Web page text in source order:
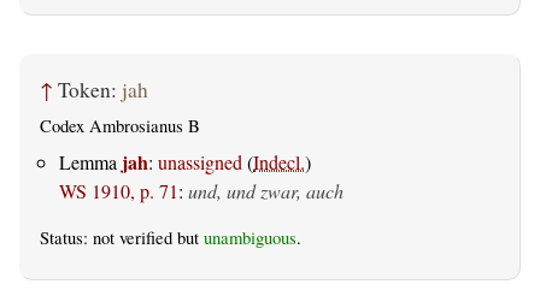
↑ Token: jah
Codex Ambrosianus B
Lemma jah: unassigned (Indecl.)
WS 1910, p. 71: und, und zwar, auch
Status: not verified but unambiguous.